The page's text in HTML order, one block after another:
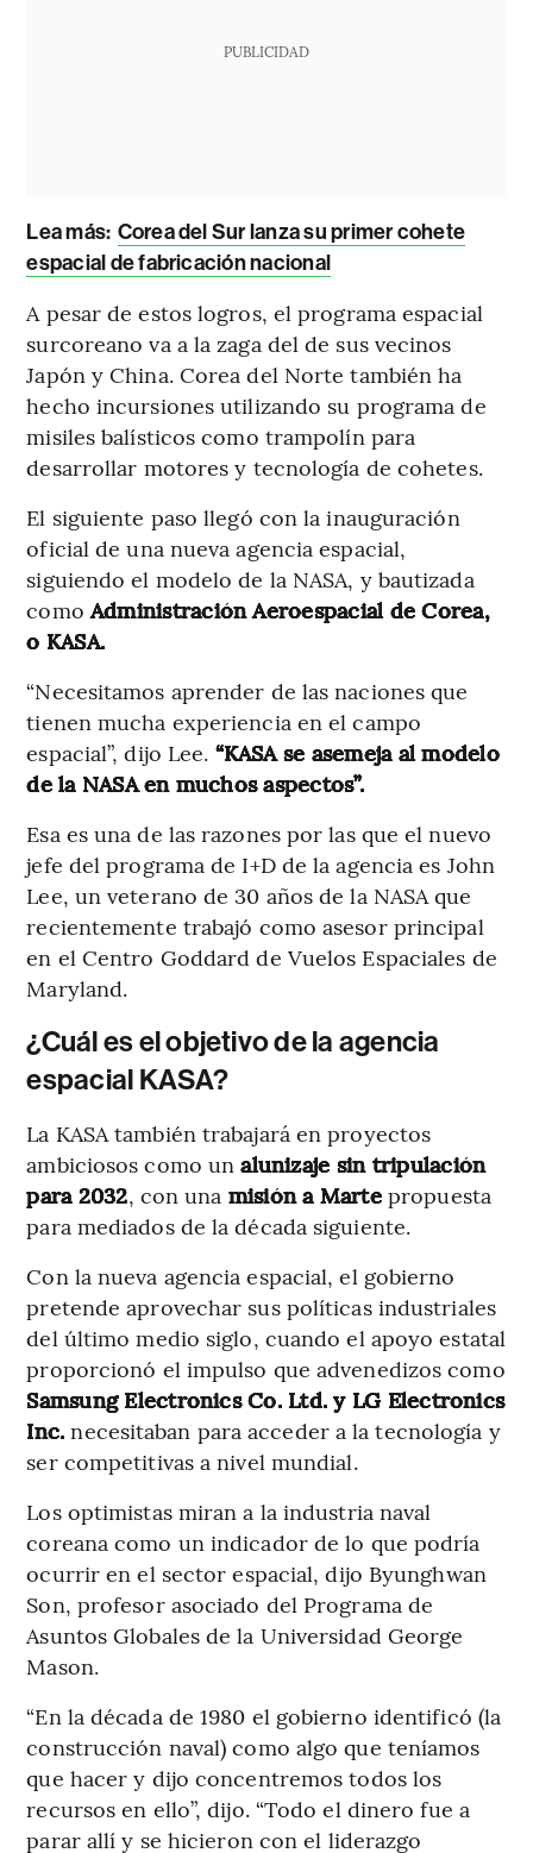
PUBLICIDAD
Lea más: Corea del Sur lanza su primer cohete
espacial de fabricación nacional
A pesar de estos logros, el programa espacial
surcoreano va a la zaga del de sus vecinos
Japón y China. Corea del Norte también ha
hecho incursiones utilizando su programa de
misiles balísticos como trampolín para
desarrollar motores y tecnología de cohetes.
El siguiente paso llegó con la inauguración
oficial de una nueva agencia espacial,
siguiendo el modelo de la NASA, y bautizada
comoAdministración Aeroespacial de Corea,
o KASA.
“Necesitamos aprender de las naciones que
tienen mucha experiencia en el campo
espacial”, dijo Lee. “KASA se asemeja al modelo
de la NASA en muchos aspectos”.
Esa es una de las razones por las que el nuevo
jefe del programa de I+D de la agencia es John
Lee, un veterano de 30 años de la NASA que
recientemente trabajó como asesor principal
en el Centro Goddard de Vuelos Espaciales de
Maryland.
¿Cuál es el objetivo de la agencia
espacial KASA?
La KASA también trabajará en proyectos
ambiciosos como unalunizaje sin tripulación
para 2032, con una misión a Martepropuesta
para mediados de la década siguiente.
Con la nueva agencia espacial, el gobierno
pretende aprovechar sus políticas industriales
del último medio siglo, cuando el apoyo estatal
proporcionó el impulso que advenedizos como
Samsung Electronics Co. Ltd. y LG Electronics
Inc. necesitaban para acceder a la tecnología y
ser competitivas a nivel mundial.
Los optimistas miran a la industria naval
coreana como un indicador de lo que podría
ocurrir en el sector espacial, dijo Byunghwan
Son, profesor asociado del Programa de
Asuntos Globales de la Universidad George
Mason.
“En la década de 1980 el gobierno identificó (la
construcción naval) como algo que teníamos
que hacer y dijo concentremos todos los
recursos en ello”, dijo. “Todo el dinero fue a
parar allí y se hicieron con el liderazgo